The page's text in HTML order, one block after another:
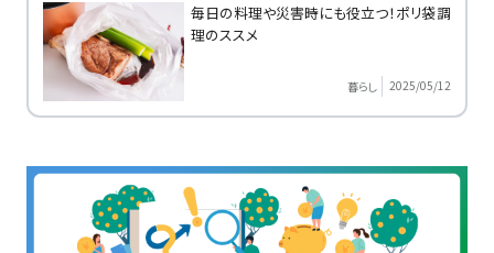
毎日の料理や災害時にも役立つ！ポリ袋調
理のススメ
暮らし 2025/05/12